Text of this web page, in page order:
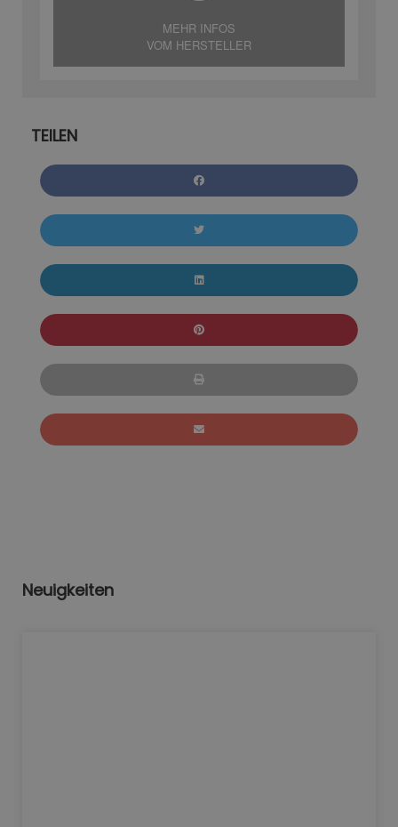
MEHR INFOS
VOM HERSTELLER
TEILEN
Neuigkeiten